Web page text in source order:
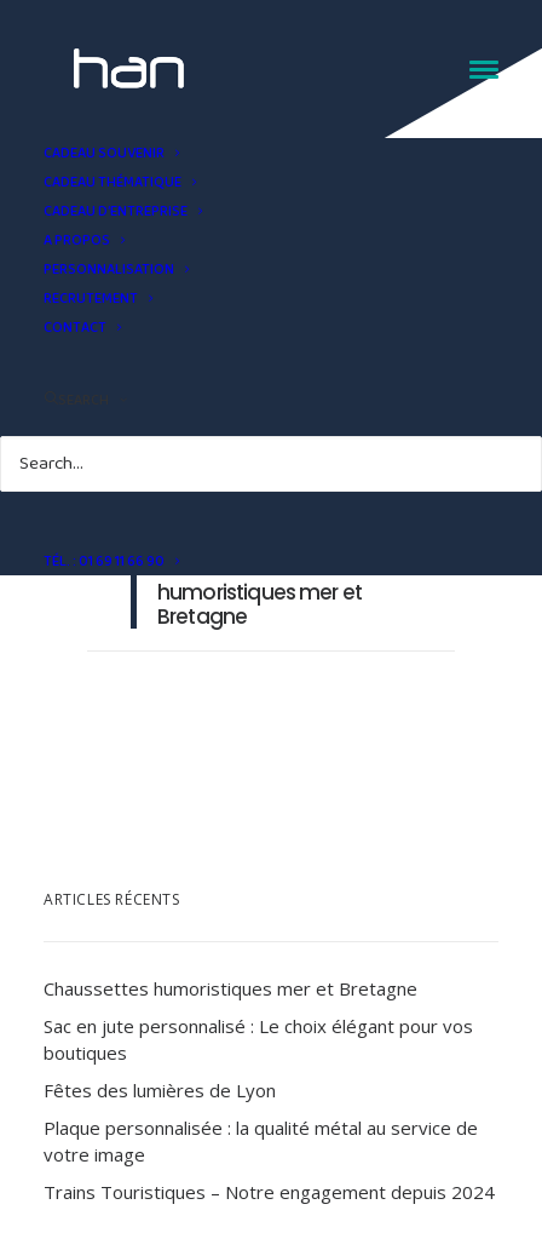
CADEAU SOUVENIR
CADEAU THÉMATIQUE
CADEAU D’ENTREPRISE
A PROPOS
PERSONNALISATION
RECRUTEMENT
CONTACT
TÉL. : 01 69 11 66 90Chaussettes
humoristiques mer et
Bretagne
ARTICLES RÉCENTS
Chaussettes humoristiques mer et Bretagne
Sac en jute personnalisé : Le choix élégant pour vos
boutiques
Fêtes des lumières de Lyon
Plaque personnalisée : la qualité métal au service de
votre image
Trains Touristiques – Notre engagement depuis 2024